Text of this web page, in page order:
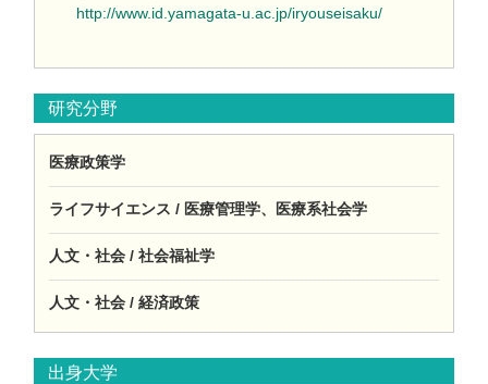
http://www.id.yamagata-u.ac.jp/iryouseisaku/
研究分野
医療政策学
ライフサイエンス / 医療管理学、医療系社会学
人文・社会 / 社会福祉学
人文・社会 / 経済政策
出身大学